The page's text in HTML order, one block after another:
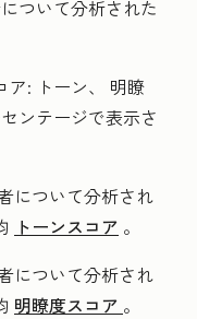
ついて分析された
ア: トーン、 明瞭
ンテージで表示さ
について分析され
トーンスコア 。
について分析され
明瞭度スコア 。